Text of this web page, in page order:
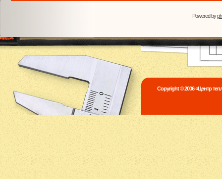
Powered by
Copyright © 2006 «Центр